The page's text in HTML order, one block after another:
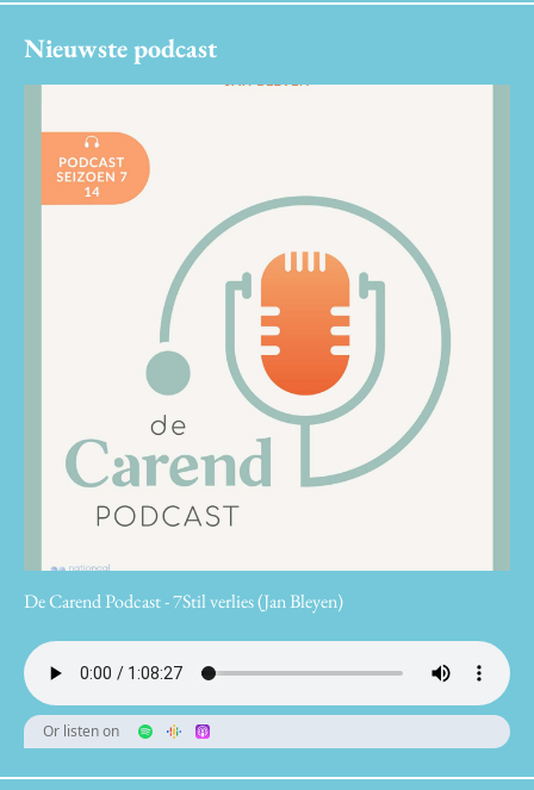
Nieuwste podcast
De Carend Podcast - 7Stil verlies (Jan Bleyen)
Or listen on